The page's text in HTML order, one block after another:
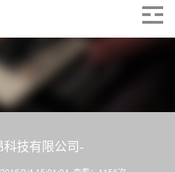
科技有限公司-